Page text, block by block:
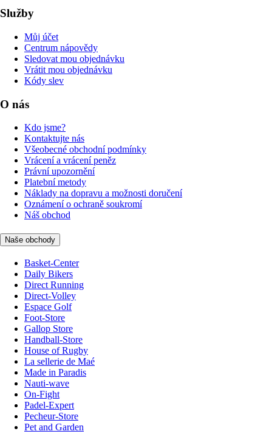
Služby
Můj účet
Centrum nápovědy
Sledovat mou objednávku
Vrátit mou objednávku
Kódy slev
O nás
Kdo jsme?
Kontaktujte nás
Všeobecné obchodní podmínky
Vrácení a vrácení peněz
Právní upozornění
Platební metody
Náklady na dopravu a možnosti doručení
Oznámení o ochraně soukromí
Náš obchod
Naše obchody
Basket-Center
Daily Bikers
Direct Running
Direct-Volley
Espace Golf
Foot-Store
Gallop Store
Handball-Store
House of Rugby
La sellerie de Maé
Made in Paradis
Nauti-wave
On-Fight
Padel-Expert
Pecheur-Store
Pet and Garden